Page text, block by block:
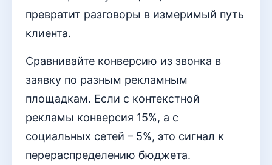
превратит разговоры в измеримый путь
клиента.
Сравнивайте конверсию из звонка в
заявку по разным рекламным
площадкам. Если с контекстной
рекламы конверсия 15%, а с
социальных сетей – 5%, это сигнал к
перераспределению бюджета.